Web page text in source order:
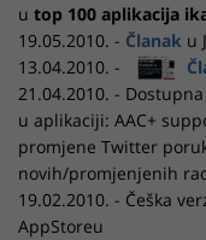
u top 100 aplikacija
19.05.2010. - Članak u
13.04.2010. -
21.04.2010. -
u aplikaciji: AAC+
promjene Twitter
novih/promjenjenih
19.02.2010. - Češka
AppStoreu